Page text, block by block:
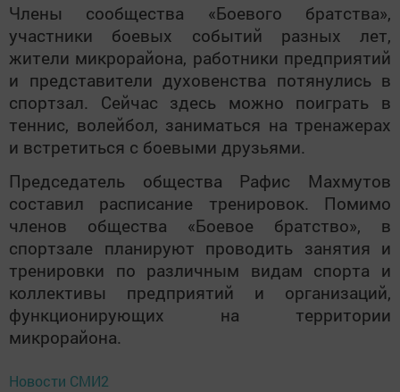
Члены сообщества «Боевого братства»,
участники боевых событий разных лет,
жители микрорайона, работники предприятий
и представители духовенства потянулись в
спортзал. Сейчас здесь можно поиграть в
теннис, волейбол, заниматься на тренажерах
и встретиться с боевыми друзьями.
Председатель общества Рафис Махмутов
составил расписание тренировок. Помимо
членов общества «Боевое братство», в
спортзале планируют проводить занятия и
тренировки по различным видам спорта и
коллективы предприятий и организаций,
функционирующих на территории
микрорайона.
Новости СМИ2